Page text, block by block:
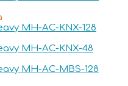
MH-AC-KNX-128
MH-AC-KNX-48
MH-AC-MBS-128